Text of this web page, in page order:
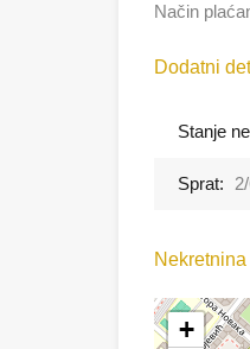
Način
Dodatni
Stanje
Sprat:
+